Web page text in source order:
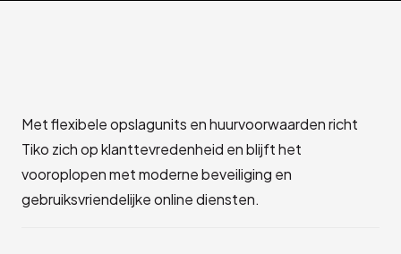
Met flexibele opslagunits en huurvoorwaarden richt
Tiko zich op klanttevredenheid en blijft het
vooroplopen met moderne beveiliging en
gebruiksvriendelijke online diensten.